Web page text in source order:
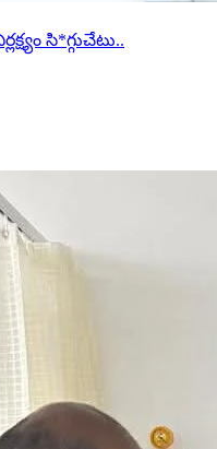
సి*గ్గుచేటు..